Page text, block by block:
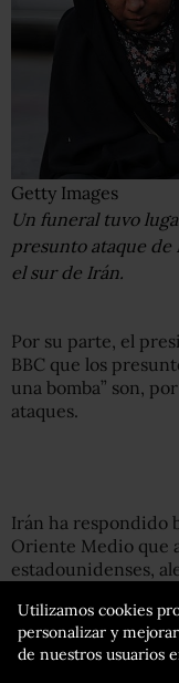
Getty Images
Un funeral tuvo
presunto ataque de
el sur de Irán.
Por su parte, el
BBC que los
una bomba” son,
ataques.
Irán ha respondido
Oriente Medio que
estadounidenses,
Las cifras de
con
Utilizamos cookies
personalizar y
de nuestros usuarios